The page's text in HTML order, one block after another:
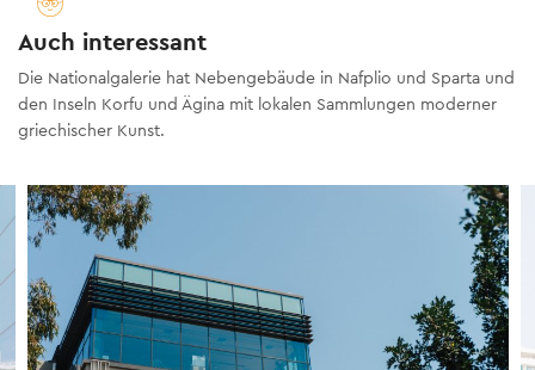
Auch interessant
Die Nationalgalerie hat Nebengebäude in Nafplio und Sparta und
den Inseln Korfu und Ägina mit lokalen Sammlungen moderner
griechischer Kunst.